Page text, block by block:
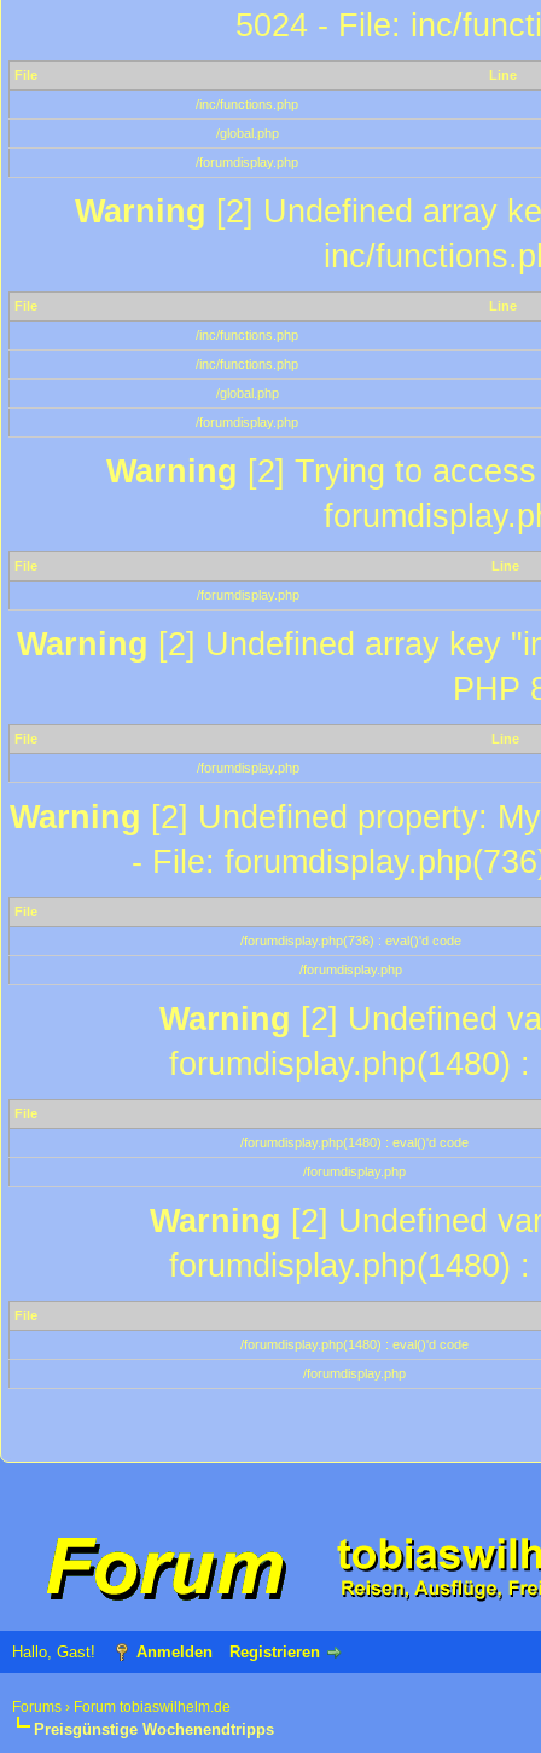
5024 - File: inc/
File
Line
/inc/functions.php
/global.php
/forumdisplay.php
Warning [2] Undefined array
inc/
File
Line
/inc/functions.php
/inc/functions.php
/global.php
/forumdisplay.php
Warning [2] Trying to
File
Line
/forumdisplay.php
Warning [2] Undefined array key
PHP
File
Line
/forumdisplay.php
Warning [2] Undefined property:
- File:
File
/forumdisplay.php(736) : eval()'d code
/forumdisplay.php
Warning [2] Undefined
forumdisplay.php(1480)
File
/forumdisplay.php(1480) : eval()'d code
/forumdisplay.php
Warning [2] Undefined
forumdisplay.php(1480)
File
/forumdisplay.php(1480) : eval()'d code
/forumdisplay.php
Hallo, Gast! Anmelden Registrieren
Forums › Forum tobiaswilhelm.de
Preisgünstige Wochenendtripps